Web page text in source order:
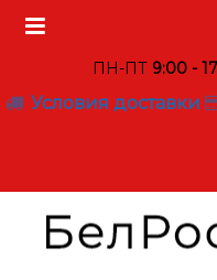
ПН-ПТ 9:00 -
Условия доставки